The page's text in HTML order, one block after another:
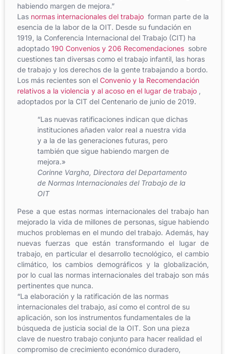
habiendo margen de mejora.”
Las normas internacionales del trabajo forman parte de la
esencia de la labor de la OIT. Desde su fundación en
1919, la Conferencia Internacional del Trabajo (CIT) ha
adoptado 190 Convenios y 206 Recomendaciones sobre
cuestiones tan diversas como el trabajo infantil, las horas
de trabajo y los derechos de la gente trabajando a bordo.
Los más recientes son el Convenio y la Recomendación
relativos a la violencia y al acoso en el lugar de trabajo ,
adoptados por la CIT del Centenario de junio de 2019.
“Las nuevas ratificaciones indican que dichas
instituciones añaden valor real a nuestra vida
y a la de las generaciones futuras, pero
también que sigue habiendo margen de
mejora.»
Corinne Vargha, Directora del Departamento
de Normas Internacionales del Trabajo de la
OIT
Pese a que estas normas internacionales del trabajo han
mejorado la vida de millones de personas, sigue habiendo
muchos problemas en el mundo del trabajo. Además, hay
nuevas fuerzas que están transformando el lugar de
trabajo, en particular el desarrollo tecnológico, el cambio
climático, los cambios demográficos y la globalización,
por lo cual las normas internacionales del trabajo son más
pertinentes que nunca.
“La elaboración y la ratificación de las normas
internacionales del trabajo, así como el control de su
aplicación, son los instrumentos fundamentales de la
búsqueda de justicia social de la OIT. Son una pieza
clave de nuestro trabajo conjunto para hacer realidad el
compromiso de crecimiento económico duradero,